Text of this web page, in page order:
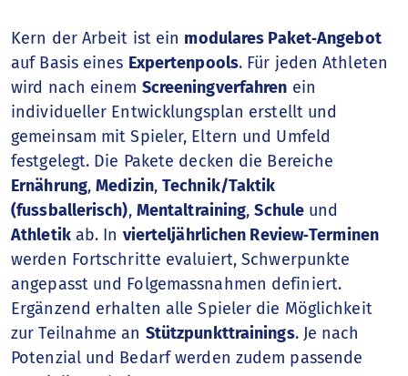
Kern der Arbeit ist ein modulares Paket‑Angebot
auf Basis eines Expertenpools. Für jeden Athleten
wird nach einem Screeningverfahren ein
individueller Entwicklungsplan erstellt und
gemeinsam mit Spieler, Eltern und Umfeld
festgelegt. Die Pakete decken die Bereiche
Ernährung,Medizin,Technik/Taktik
(fussballerisch), Mentaltraining,Schule und
Athletikab. In vierteljährlichen Review‑Terminen
werden Fortschritte evaluiert, Schwerpunkte
angepasst und Folgemassnahmen definiert.
Ergänzend erhalten alle Spieler die Möglichkeit
zur Teilnahme an Stützpunkttrainings. Je nach
Potenzial und Bedarf werden zudem passende